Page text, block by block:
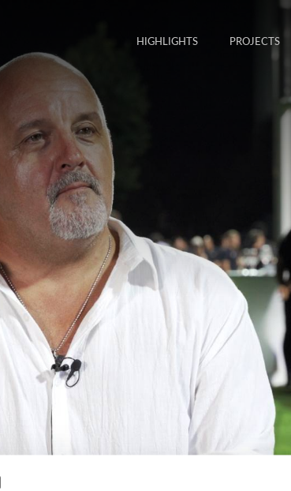
HIGHLIGHTS PROJECTS